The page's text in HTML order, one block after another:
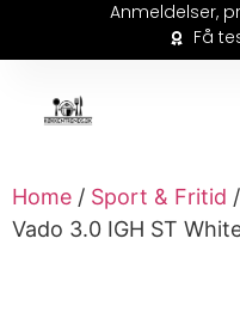
Anmeldelser,
Få
Home / Sport & Fritid /
Vado 3.0 IGH ST